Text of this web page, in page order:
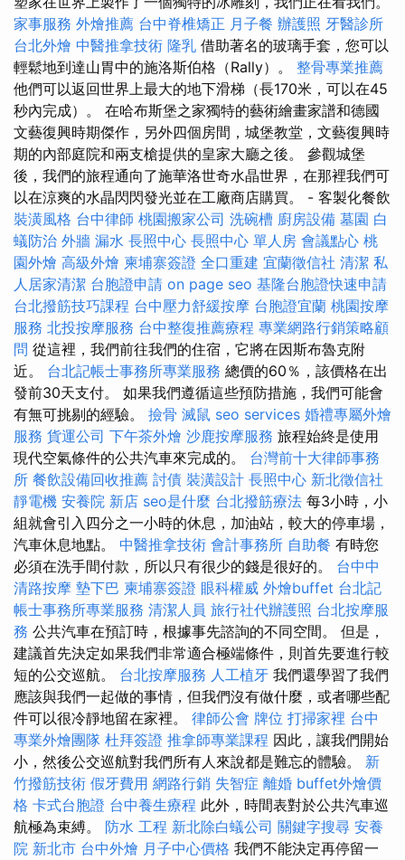
家事服務 外燴推薦 台中脊椎矯正 月子餐 辦護照 牙醫診所
台北外燴 中醫推拿技術 隆乳 借助著名的玻璃手套，您可以
輕鬆地到達山胃中的施洛斯伯格（Rally）。 整骨專業推薦
他們可以返回世界上最大的地下滑梯（長170米，可以在45
秒內完成）。 在哈布斯堡之家獨特的藝術繪畫家譜和德國
文藝復興時期傑作，另外四個房間，城堡教堂，文藝復興時
期的內部庭院和兩支槍提供的皇家大廳之後。 參觀城堡
後，我們的旅程通向了施華洛世奇水晶世界，在那裡我們可
以在涼爽的水晶閃閃發光並在工廠商店購買。 - 客製化餐飲
裝潢風格 台中律師 桃園搬家公司 洗碗槽 廚房設備 墓園 白
蟻防治 外牆 漏水 長照中心 長照中心 單人房 會議點心 桃
園外燴 高級外燴 柬埔寨簽證 全口重建 宜蘭徵信社 清潔 私
人居家清潔 台胞證申請 on page seo 基隆台胞證快速申請
台北撥筋技巧課程 台中壓力舒緩按摩 台胞證宜蘭 桃園按摩
服務 北投按摩服務 台中整復推薦療程 專業網路行銷策略顧
問 從這裡，我們前往我們的住宿，它將在因斯布魯克附
近。 台北記帳士事務所專業服務 總價的60％，該價格在出
發前30天支付。 如果我們遵循這些預防措施，我們可能會
有無可挑剔的經驗。 撿骨 滅鼠 seo services 婚禮專屬外燴
服務 貨運公司 下午茶外燴 沙鹿按摩服務 旅程始終是使用
現代空氣條件的公共汽車來完成的。 台灣前十大律師事務
所 餐飲設備回收推薦 討債 裝潢設計 長照中心 新北徵信社
靜電機 安養院 新店 seo是什麼 台北撥筋療法 每3小時，小
組就會引入四分之一小時的休息，加油站，較大的停車場，
汽車休息地點。 中醫推拿技術 會計事務所 自助餐 有時您
必須在洗手間付款，所以只有很少的錢是很好的。 台中中
清路按摩 墊下巴 柬埔寨簽證 眼科權威 外燴buffet 台北記
帳士事務所專業服務 清潔人員 旅行社代辦護照 台北按摩服
務 公共汽車在預訂時，根據事先諮詢的不同空間。 但是，
建議首先決定如果我們非常適合極端條件，則首先要進行較
短的公交巡航。 台北按摩服務 人工植牙 我們還學習了我們
應該與我們一起做的事情，但我們沒有做什麼，或者哪些配
件可以很冷靜地留在家裡。 律師公會 牌位 打掃家裡 台中
專業外燴團隊 杜拜簽證 推拿師專業課程 因此，讓我們開始
小，然後公交巡航對我們所有人來說都是難忘的體驗。 新
竹撥筋技術 假牙費用 網路行銷 失智症 離婚 buffet外燴價
格 卡式台胞證 台中養生療程 此外，時間表對於公共汽車巡
航極為束縛。 防水 工程 新北除白蟻公司 關鍵字搜尋 安養
院 新北市 台中外燴 月子中心價格 我們不能決定再停留一